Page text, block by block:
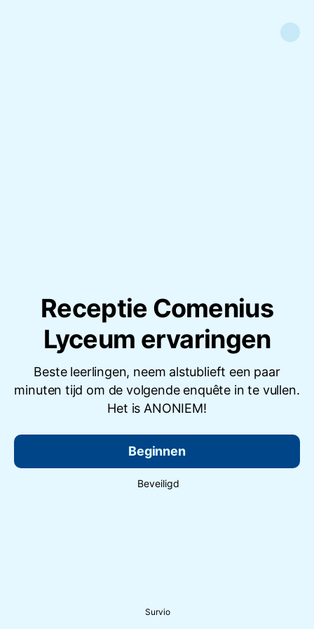
Receptie Comenius
Lyceum ervaringen
Beste leerlingen, neem alstublieft een paar
minuten tijd om de volgende enquête in te vullen.
Het is ANONIEM!
Beginnen
Beveiligd
Survio